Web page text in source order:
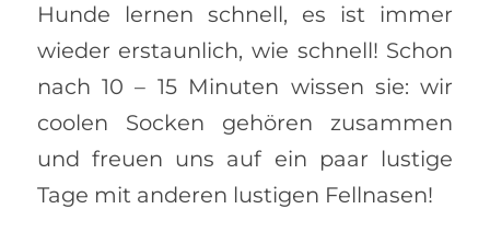
Hunde lernen schnell, es ist immer
wieder erstaunlich, wie schnell! Schon
nach 10 – 15 Minuten wissen sie: wir
coolen Socken gehören zusammen
und freuen uns auf ein paar lustige
Tage mit anderen lustigen Fellnasen!